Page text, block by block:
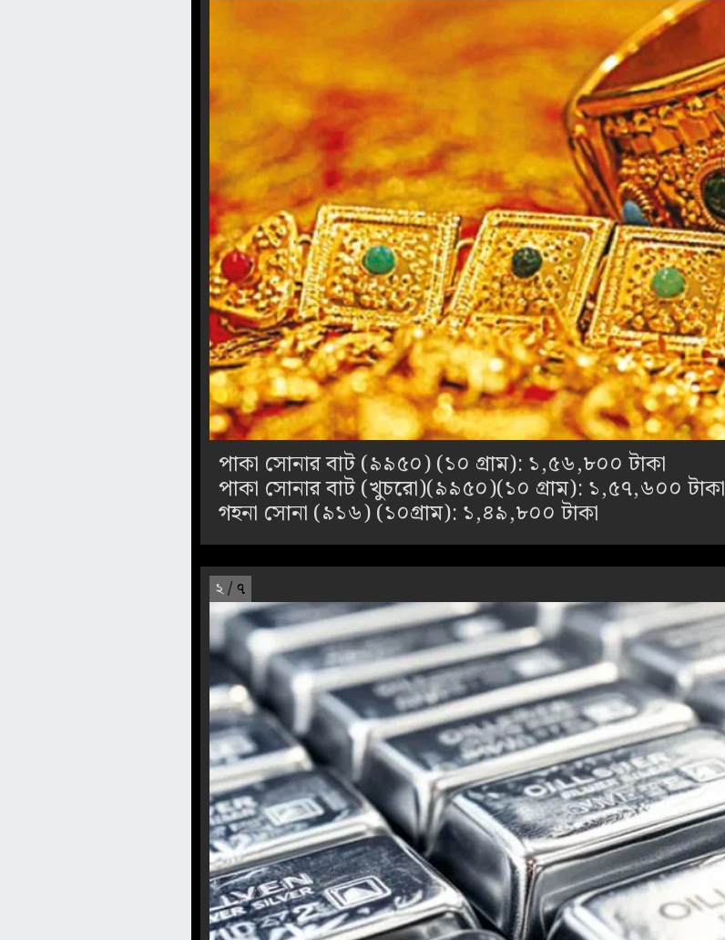
পাকা সোনার বাট (৯৯৫০) (১০ গ্রাম): ১,৫৬,৮০০ টাকা
পাকা সোনার বাট (খুচরো)(৯৯৫০)(১০ গ্রাম): ১,৫৭,৬০০ টাকা
গহনা সোনা (৯১৬) (১০গ্রাম): ১,৪৯,৮০০ টাকা
২/ ৭